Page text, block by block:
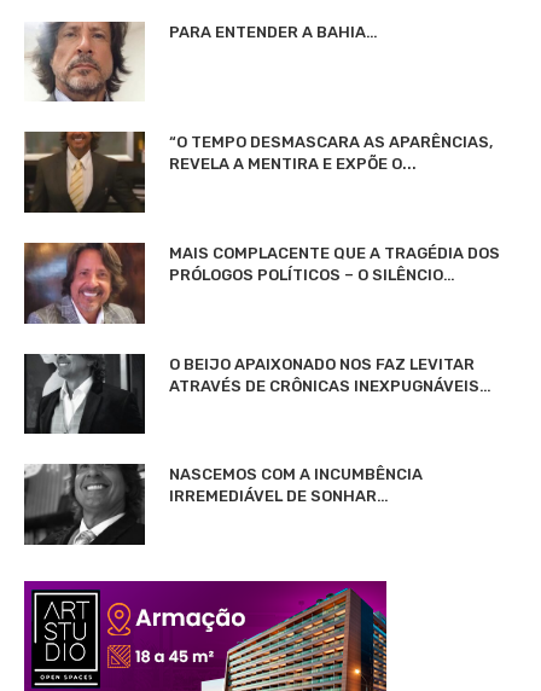
PARA ENTENDER A BAHIA…
“O TEMPO DESMASCARA AS APARÊNCIAS,
REVELA A MENTIRA E EXPÕE O...
MAIS COMPLACENTE QUE A TRAGÉDIA DOS
PRÓLOGOS POLÍTICOS – O SILÊNCIO…
O BEIJO APAIXONADO NOS FAZ LEVITAR
ATRAVÉS DE CRÔNICAS INEXPUGNÁVEIS…
NASCEMOS COM A INCUMBÊNCIA
IRREMEDIÁVEL DE SONHAR…